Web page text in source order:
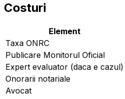
Costuri
Element
Taxa ONRC
Publicare Monitorul Oficial
Expert evaluator (daca e cazul)
Onorarii notariale
Avocat